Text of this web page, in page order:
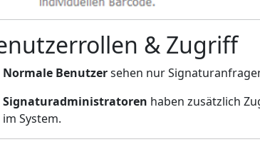
& Zugriff
Normale Benutzersehen nur
Signaturadministratoren haben zusätzlich
im System.